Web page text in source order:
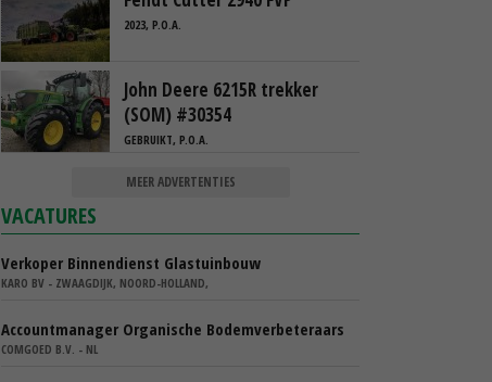
2023, P.O.A.
John Deere 6215R trekker
(SOM) #30354
GEBRUIKT, P.O.A.
MEER ADVERTENTIES
VACATURES
Verkoper Binnendienst Glastuinbouw
KARO BV - ZWAAGDIJK, NOORD-HOLLAND,
Accountmanager Organische Bodemverbeteraars
COMGOED B.V. - NL